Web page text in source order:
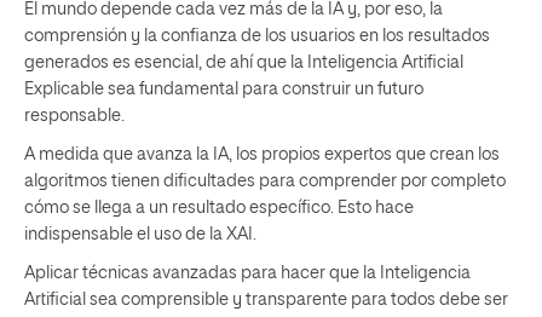
El mundo depende cada vez más de la IA y, por eso, la
comprensión y la confianza de los usuarios en los resultados
generados es esencial, de ahí que la Inteligencia Artificial
Explicable sea fundamental para construir un futuro
responsable.
A medida que avanza la IA, los propios expertos que crean los
algoritmos tienen dificultades para comprender por completo
cómo se llega a un resultado específico. Esto hace
indispensable el uso de la XAI.
Aplicar técnicas avanzadas para hacer que la Inteligencia
Artificial sea comprensible y transparente para todos debe ser